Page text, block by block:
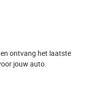
ontvang het laatste
jouw auto.